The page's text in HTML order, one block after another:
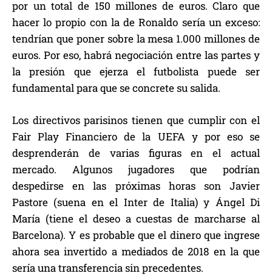
por un total de 150 millones de euros. Claro que
hacer lo propio con la de Ronaldo sería un exceso:
tendrían que poner sobre la mesa 1.000 millones de
euros. Por eso, habrá negociación entre las partes y
la presión que ejerza el futbolista puede ser
fundamental para que se concrete su salida.
Los directivos parisinos tienen que cumplir con el
Fair Play Financiero de la UEFA y por eso se
desprenderán de varias figuras en el actual
mercado. Algunos jugadores que podrían
despedirse en las próximas horas son Javier
Pastore (suena en el Inter de Italia) y Ángel Di
María (tiene el deseo a cuestas de marcharse al
Barcelona). Y es probable que el dinero que ingrese
ahora sea invertido a mediados de 2018 en la que
sería una transferencia sin precedentes.